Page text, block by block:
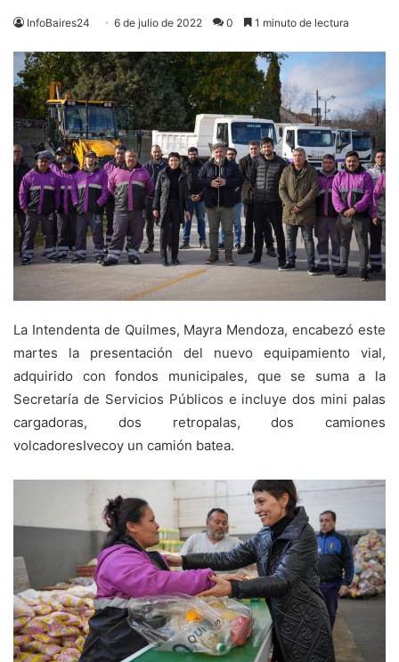
InfoBaires24 6 de julio de 2022 0 1 minuto de lectura
La Intendenta de Quilmes, Mayra Mendoza, encabezó este
martes la presentación del nuevo equipamiento vial,
adquirido con fondos municipales, que se suma a la
Secretaría de Servicios Públicos e incluye dos mini palas
cargadoras, dos retropalas, dos camiones
volcadoresIvecoy un camión batea.